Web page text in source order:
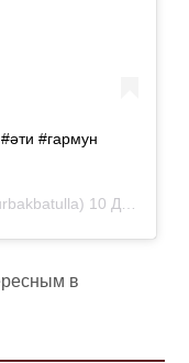
#гармун
10 Дек 2018 в 3:10 PST
в